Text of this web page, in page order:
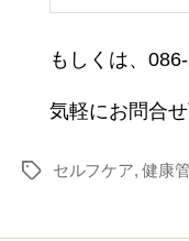
もしくは、
気軽にお問合せ
タ
セルフケア,健康